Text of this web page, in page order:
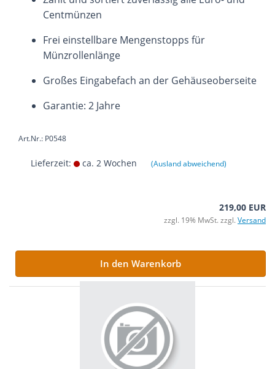
Centmünzen
Frei einstellbare Mengenstopps für
Münzrollenlänge
Großes Eingabefach an der Gehäuseoberseite
Garantie: 2 Jahre
Art.Nr.: P0548
Lieferzeit: ca. 2 Wochen (Ausland abweichend)
219,00 EUR
zzgl. 19% MwSt. zzgl. Versand
In den Warenkorb